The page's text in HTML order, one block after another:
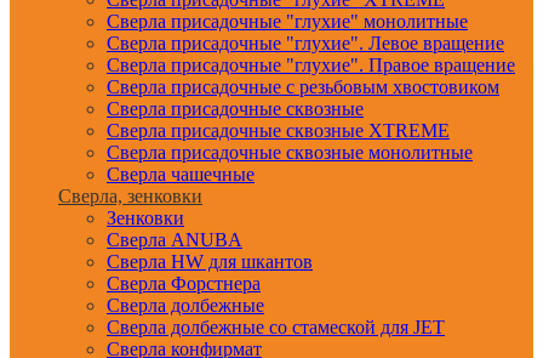
Сверла присадочные "глухие" монолитные
Сверла присадочные "глухие". Левое вращение
Сверла присадочные "глухие". Правое вращение
Сверла присадочные с резьбовым хвостовиком
Сверла присадочные сквозные
Сверла присадочные сквозные XTREME
Сверла присадочные сквозные монолитные
Сверла чашечные
Сверла, зенковки
Зенковки
Сверла ANUBA
Сверла HW для шкантов
Сверла Форстнера
Сверла долбежные
Сверла долбежные со стамеской для JET
Сверла конфирмат